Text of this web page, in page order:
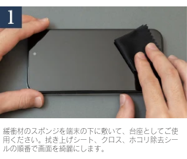
緩衝材のスポンジを端末の下に敷いて、台座としてご使
用ください。拭き上げシート、クロス、ホコリ除去シー
ルの順番で画面を綺麗にします。